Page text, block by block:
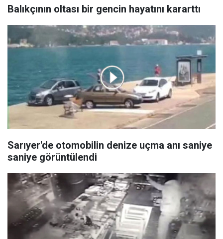
Balıkçının oltası bir gencin hayatını kararttı
Sarıyer'de otomobilin denize uçma anı saniye
saniye görüntülendi